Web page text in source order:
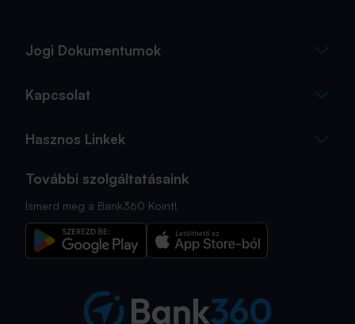
Jogi Dokumentumok
Kapcsolat
Hasznos Linkek
További szolgáltatásaink
Ismerd meg a Bank360 Koint!